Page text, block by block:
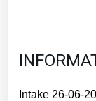
Intake 26-06-